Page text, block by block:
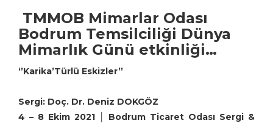
TMMOB Mimarlar Odası
Bodrum Temsilciliği Dünya
Mimarlık Günü etkinliği…
‘’Karika’Türlü Eskizler’’
Sergi: Doç. Dr. Deniz DOKGÖZ
4 – 8 Ekim 2021 │ Bodrum Ticaret Odası Sergi &